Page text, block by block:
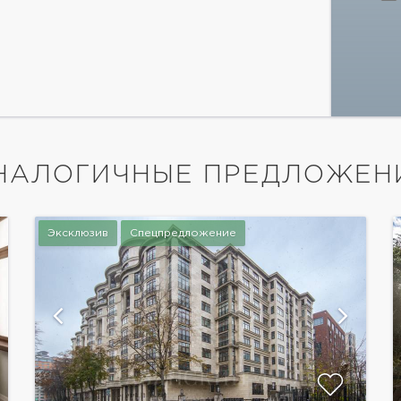
Эксклюзив Спецпредложение
показать ещё 14 фотографий